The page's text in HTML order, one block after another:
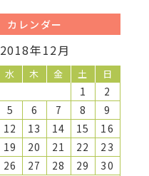
カレンダー
2018年12月
水 木 金 土 日
1
2
5 6 7 8
9
12 13 14 15
16
19 20 21 22
23
26 27 28 29
30